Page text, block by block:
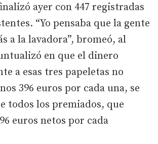
ayer con 447 registradas
“Yo pensaba que la gente
a la lavadora”, bromeó, al
en que el dinero
a esas tres papeletas no
396 euros por cada una, se
todos los premiados, que
euros netos por cada